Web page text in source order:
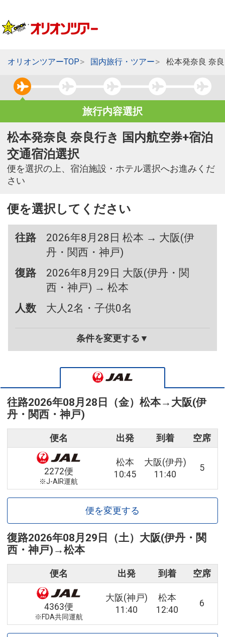
オリオンツアーTOP 国内旅行・ツアー 松本発奈良 奈
旅行内容選択
松本発奈良 奈良行き 国内航空券+宿泊
交通宿泊選択
便を選択の上、宿泊施設・ホテル選択へお進みくだ
さい
便を選択してください
往路
2026年8月28日 松本 → 大阪(伊
丹・関西・神戸)
復路
2026年8月29日 大阪(伊丹・関
西・神戸) → 松本
人数
大人2名・子供0名
条件を変更する▼
往路2026年08月28日（金） 松本→ 大阪(伊
丹・関西・神戸)
便名 出発 到着 空席
2272便
※J-AIR運航
松本
10:45
大阪(伊丹)
11:40
5
便を変更する
復路2026年08月29日（土） 大阪(伊丹・関
西・神戸) →松本
便名 出発 到着 空席
4363便
※FDA共同運航
大阪(神戸)
11:40
松本
12:40
6